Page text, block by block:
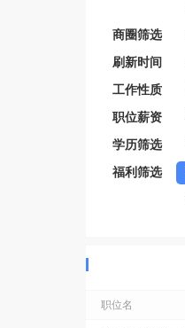
商圈筛选
刷新时间
工作性质
职位薪资
学历筛选
福利筛选
职位名